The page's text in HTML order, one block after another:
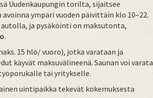
Uudenkaupungin torilta, sijaitsee
avoinna ympäri vuoden päivittäin klo 10–22.
ja pysäköinti on maksutonta,
.
15 hlö/ vuoro), jotka varataan ja
käyvät maksuvälineenä. Saunan voi varata
tai yritykselle.
uintipaikka tekevät kokemuksesta